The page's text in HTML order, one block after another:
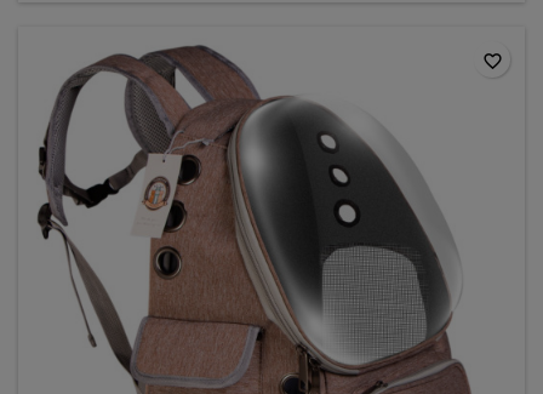
favorite_border